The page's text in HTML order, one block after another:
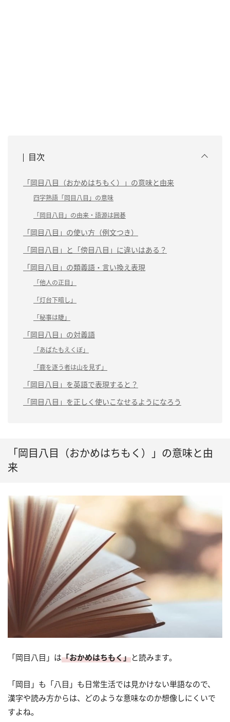
目次
「岡目八目（おかめはちもく）」の意味と由来
四字熟語「岡目八目」の意味
「岡目八目」の由来・語源は囲碁
「岡目八目」の使い方（例文つき）
「岡目八目」と「傍目八目」に違いはある？
「岡目八目」の類義語・言い換え表現
「他人の正目」
「灯台下暗し」
「秘事は睫」
「岡目八目」の対義語
「あばたもえくぼ」
「鹿を逐う者は山を見ず」
「岡目八目」を英語で表現すると？
「岡目八目」を正しく使いこなせるようになろう
「岡目八目（おかめはちもく）」の意味と由
来
「岡目八目」は「おかめはちもく」と読みます。
「岡目」も「八目」も日常生活では見かけない単語なので、
漢字や読み方からは、どのような意味なのか想像しにくいで
すよね。